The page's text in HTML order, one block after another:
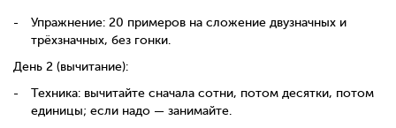
Упражнение: 20 примеров на сложение двузначных и
трёхзначных, без гонки.
День 2 (вычитание):
Техника: вычитайте сначала сотни, потом десятки, потом
единицы; если надо — занимайте.